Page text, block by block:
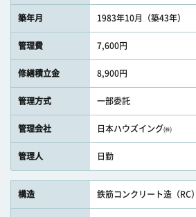
築年月 1983年10月（築43年）
管理費 7,600円
修繕積立金 8,900円
管理方式 一部委託
管理会社 日本ハウズイング㈱
管理人 日勤
構造 鉄筋コンクリート造（RC）